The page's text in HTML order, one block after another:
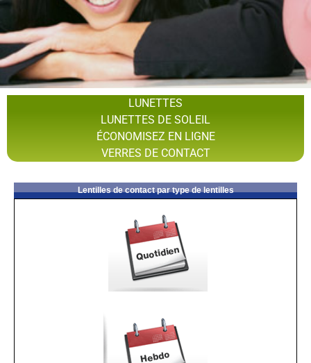
VERRES DE CONTACT
LUNETTES
LUNETTES DE SOLEIL
ÉCONOMISEZ EN LIGNE
Lentilles de contact par type de lentilles